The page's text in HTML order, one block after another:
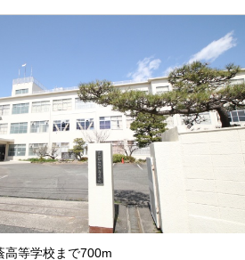
高等学校まで700m